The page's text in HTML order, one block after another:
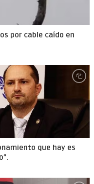
por cable caído en
que hay es